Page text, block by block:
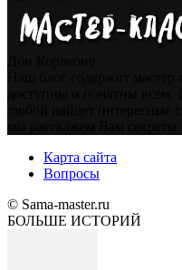
Карта сайта
Вопросы
© Sama-master.ru
БОЛЬШЕ ИСТОРИЙ